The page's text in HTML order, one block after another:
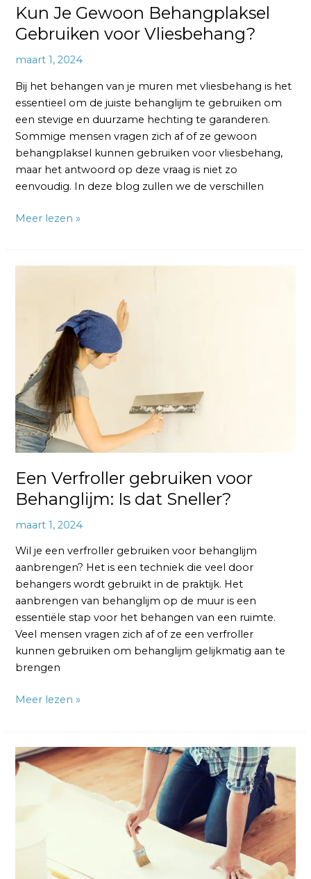
Kun Je Gewoon Behangplaksel
Gebruiken voor Vliesbehang?
maart 1, 2024
Bij het behangen van je muren met vliesbehang is het
essentieel om de juiste behanglijm te gebruiken om
een stevige en duurzame hechting te garanderen.
Sommige mensen vragen zich af of ze gewoon
behangplaksel kunnen gebruiken voor vliesbehang,
maar het antwoord op deze vraag is niet zo
eenvoudig. In deze blog zullen we de verschillen
Meer lezen »
Een Verfroller gebruiken voor
Behanglijm: Is dat Sneller?
maart 1, 2024
Wil je een verfroller gebruiken voor behanglijm
aanbrengen? Het is een techniek die veel door
behangers wordt gebruikt in de praktijk. Het
aanbrengen van behanglijm op de muur is een
essentiële stap voor het behangen van een ruimte.
Veel mensen vragen zich af of ze een verfroller
kunnen gebruiken om behanglijm gelijkmatig aan te
brengen
Behanglijm:
dat
Sneller?
Meer lezen »
Hoe
Breng
Aan
Muur?